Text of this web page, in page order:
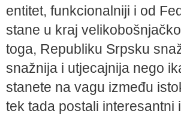
entitet, funkcionalniji i od
stane u kraj
toga, Republiku Srpsku
snažnija i utjecajnija nego
stanete na vagu između
tek tada postali interesantni